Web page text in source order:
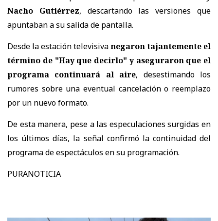
Nacho Gutiérrez, descartando las versiones que
apuntaban a su salida de pantalla.
Desde la estación televisivanegaron tajantemente el
término de "Hay que decirlo" y aseguraron que el
programa continuará al aire, desestimando los
rumores sobre una eventual cancelación o reemplazo
por un nuevo formato.
De esta manera, pese a las especulaciones surgidas en
los últimos días, la señal confirmó la continuidad del
programa de espectáculos en su programación.
PURANOTICIA